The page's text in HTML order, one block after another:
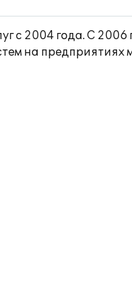
с 2004 года. С
на предприятиях